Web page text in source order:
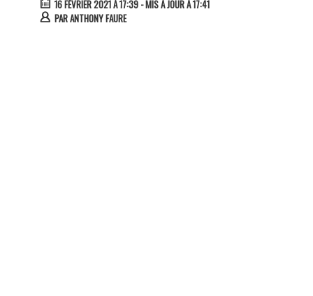
16 FÉVRIER 2021 À 17:39- MIS À JOUR À 17:41
PARANTHONY FAURE